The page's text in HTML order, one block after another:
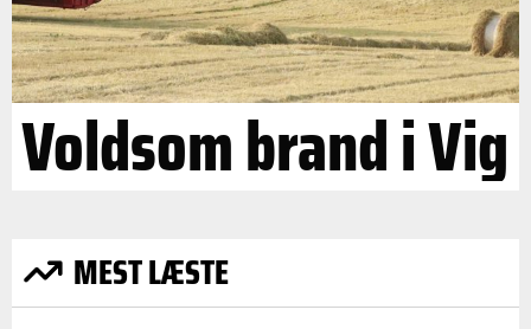
Voldsom brand i Vig
MEST LÆSTE